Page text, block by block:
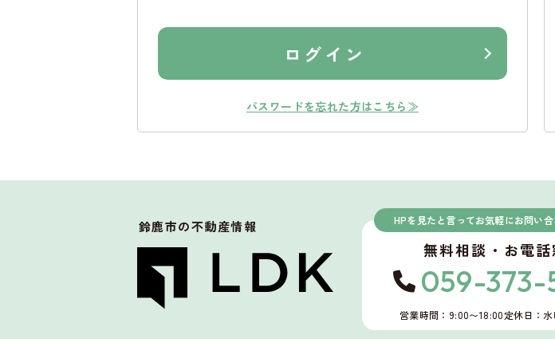
ログイン
パスワードを忘れた方はこちら≫
鈴鹿市の不動産情報 HPを見たと言ってお気軽にお問い
無料相談・お電話
059-373-
営業時間：9:00〜18:00定休日：